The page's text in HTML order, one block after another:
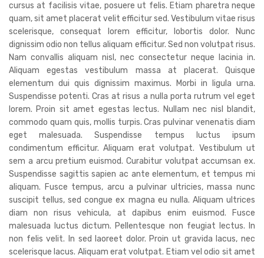
cursus at facilisis vitae, posuere ut felis. Etiam pharetra neque
quam, sit amet placerat velit efficitur sed. Vestibulum vitae risus
scelerisque, consequat lorem efficitur, lobortis dolor. Nunc
dignissim odio non tellus aliquam efficitur. Sed non volutpat risus.
Nam convallis aliquam nisl, nec consectetur neque lacinia in.
Aliquam egestas vestibulum massa at placerat. Quisque
elementum dui quis dignissim maximus. Morbi in ligula urna.
Suspendisse potenti. Cras at risus a nulla porta rutrum vel eget
lorem. Proin sit amet egestas lectus. Nullam nec nisl blandit,
commodo quam quis, mollis turpis. Cras pulvinar venenatis diam
eget malesuada. Suspendisse tempus luctus ipsum
condimentum efficitur. Aliquam erat volutpat. Vestibulum ut
sem a arcu pretium euismod. Curabitur volutpat accumsan ex.
Suspendisse sagittis sapien ac ante elementum, et tempus mi
aliquam. Fusce tempus, arcu a pulvinar ultricies, massa nunc
suscipit tellus, sed congue ex magna eu nulla. Aliquam ultrices
diam non risus vehicula, at dapibus enim euismod. Fusce
malesuada luctus dictum. Pellentesque non feugiat lectus. In
non felis velit. In sed laoreet dolor. Proin ut gravida lacus, nec
scelerisque lacus. Aliquam erat volutpat. Etiam vel odio sit amet